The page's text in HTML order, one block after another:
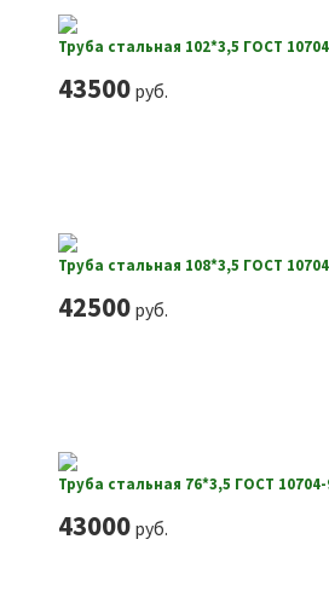
Труба стальная 102*3,5 ГОСТ
43500руб.
Труба стальная 108*3,5 ГОСТ
42500руб.
Труба стальная 76*3,5 ГОСТ
43000руб.